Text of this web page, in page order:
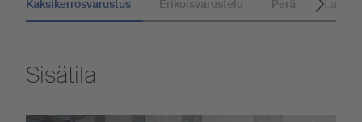
Kaksikerrosvarustus Erikoisvarustelu Perä Lattia
Sisätila